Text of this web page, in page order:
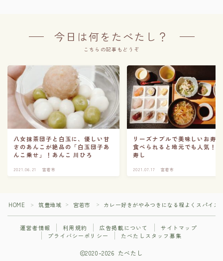
今日は何をたべたし？
こちらの記事もどうぞ
八女抹茶団子と白玉に、優しい甘
さのあんこが絶品の「白玉団子あ
んこ乗せ」！あんこ 川ひろ
2021.06.21 宮若市
リーズナブルで美味しいお寿
食べられると地元でも人気！
寿し
2021.07.17 宮若市
HOME ＞ 筑豊地域 ＞ 宮若市 ＞ カレー好きがやみつきになる程よくスパイ
運営者情報 利用規約 広告掲載について
サイトマップ
プライバシーポリシー
たべたしスタッフ募集
2020–2026 たべたし